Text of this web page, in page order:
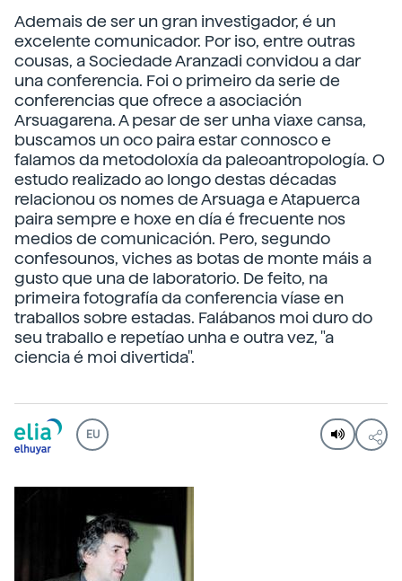
Ademais de ser un gran investigador, é un
excelente comunicador. Por iso, entre outras
cousas, a Sociedade Aranzadi convidou a dar
una conferencia. Foi o primeiro da serie de
conferencias que ofrece a asociación
Arsuagarena. A pesar de ser unha viaxe cansa,
buscamos un oco paira estar connosco e
falamos da metodoloxía da paleoantropología. O
estudo realizado ao longo destas décadas
relacionou os nomes de Arsuaga e Atapuerca
paira sempre e hoxe en día é frecuente nos
medios de comunicación. Pero, segundo
confesounos, viches as botas de monte máis a
gusto que una de laboratorio. De feito, na
primeira fotografía da conferencia víase en
traballos sobre estadas. Falábanos moi duro do
seu traballo e repetíao unha e outra vez, "a
ciencia é moi divertida".
EU